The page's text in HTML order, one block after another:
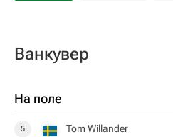
Ванкувер
На поле
5 Tom Willander